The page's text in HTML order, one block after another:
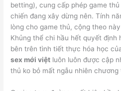
betting), cung cấp phép game
chiến đang xây dừng nên. Tính
lòng cho game thủ, cộng theo
Khủng thể chi hầu hết quyết
bên trên tình tiết thực hóa học
sex mới việt luôn luôn được cập
thủ ko bỏ mất ngẫu nhiên